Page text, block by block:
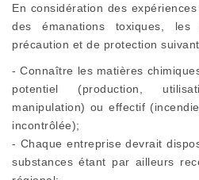
En considération des
des émanations toxiques, les
précaution et de protection
- Connaître les matières
potentiel (production,
manipulation) ou effectif
incontrôlée);
- Chaque entreprise devrait
substances étant par ailleurs